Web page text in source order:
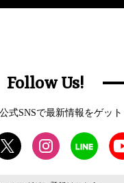
Follow Us!
式SNSで最新情報をゲット